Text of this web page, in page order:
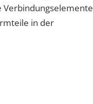
in der